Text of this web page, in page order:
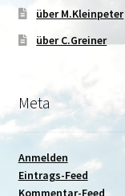
über M.Kleinpeter
über C.Greiner
Meta
Anmelden
Eintrags-Feed
Kommentar-Feed